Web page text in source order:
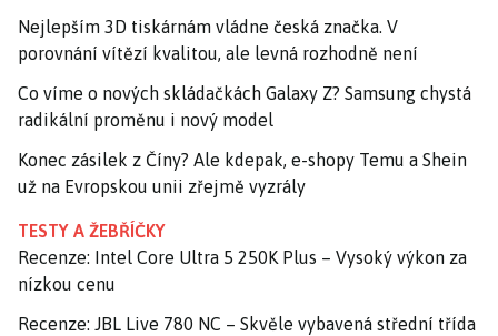
Nejlepším 3D tiskárnám vládne česká značka. V
porovnání vítězí kvalitou, ale levná rozhodně není
Co víme o nových skládačkách Galaxy Z? Samsung chystá
radikální proměnu i nový model
Konec zásilek z Číny? Ale kdepak, e-shopy Temu a Shein
už na Evropskou unii zřejmě vyzrály
TESTY A ŽEBŘÍČKY
Recenze: Intel Core Ultra 5 250K Plus – Vysoký výkon za
nízkou cenu
Recenze: JBL Live 780 NC – Skvěle vybavená střední třída